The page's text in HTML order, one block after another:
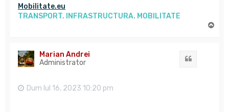
Mobilitate.eu
TRANSPORT. INFRASTRUCTURA. MOBILITATE
Marian Andrei
Administrator
Dum Iul 16, 2023 10:20 pm